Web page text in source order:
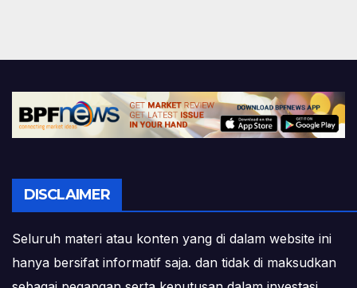
DISCLAIMER
Seluruh materi atau konten yang di dalam website ini
hanya bersifat informatif saja. dan tidak di maksudkan